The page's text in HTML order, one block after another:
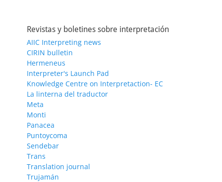
Revistas y boletines sobre interpretación
AIIC Interpreting news
CIRIN bulletin
Hermeneus
Interpreter's Launch Pad
Knowledge Centre on Interpretaction- EC
La linterna del traductor
Meta
Monti
Panacea
Puntoycoma
Sendebar
Trans
Translation journal
Trujamán